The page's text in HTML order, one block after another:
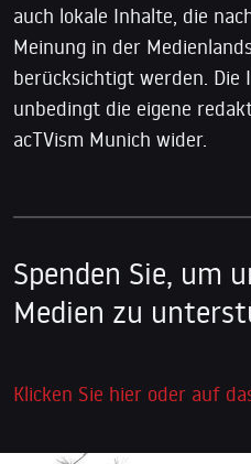
auch lokale Inhalte, die
Meinung in der
berücksichtigt werden. Die
unbedingt die eigene
acTVism Munich wider.
Spenden Sie, um
Medien zu
Klicken Sie hier oder auf